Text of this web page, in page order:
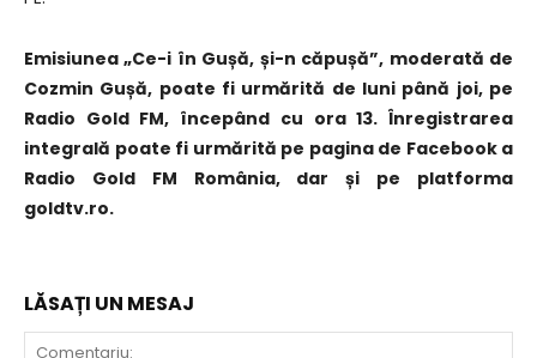
Emisiunea „Ce-i în Gușă, și-n căpușă”, moderată de
Cozmin Gușă, poate fi urmărită de luni până joi, pe
Radio Gold FM, începând cu ora 13. Înregistrarea
integrală poate fi urmărită pe pagina de Facebook a
Radio Gold FM România, dar și pe platforma
goldtv.ro.
LĂSAȚI UN MESAJ